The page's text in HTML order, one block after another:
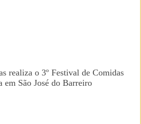
realiza o 3º Festival de Comidas
em São José do Barreiro